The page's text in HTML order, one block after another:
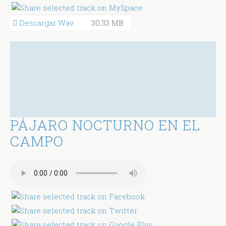
Descargar Wav 30.33 MB
PÁJARO NOCTURNO EN EL
CAMPO